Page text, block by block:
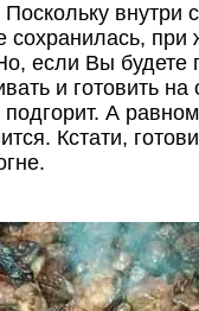
Поскольку внутри
сохранилась, при
если Вы будете
и готовить на
подгорит. А
Кстати,